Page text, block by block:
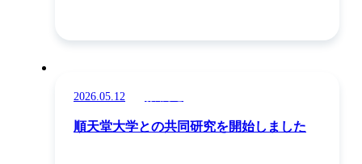
2026.05.12
順天堂大学との共同研究を開始しました